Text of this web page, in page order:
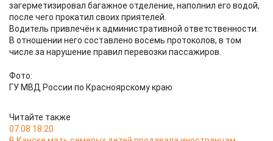
загерметизировал багажное отделение, наполнил его водой,
после чего прокатил своих приятелей.
Водитель привлечён к административной ответственности.
В отношении него составлено восемь протоколов, в том
числе за нарушение правил перевозки пассажиров.
Фото:
ГУ МВД России по Красноярскому краю
Читайте также
07.08 18:20